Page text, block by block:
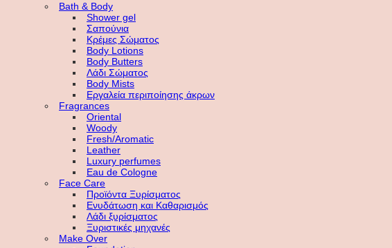
Bath & Body
Shower gel
Σαπούνια
Κρέμες Σώματος
Body Lotions
Body Butters
Λάδι Σώματος
Body Mists
Εργαλεία περιποίησης άκρων
Fragrances
Oriental
Woody
Fresh/Aromatic
Leather
Luxury perfumes
Eau de Cologne
Face Care
Προϊόντα Ξυρίσματος
Ενυδάτωση και Καθαρισμός
Λάδι ξυρίσματος
Ξυριστικές μηχανές
Make Over